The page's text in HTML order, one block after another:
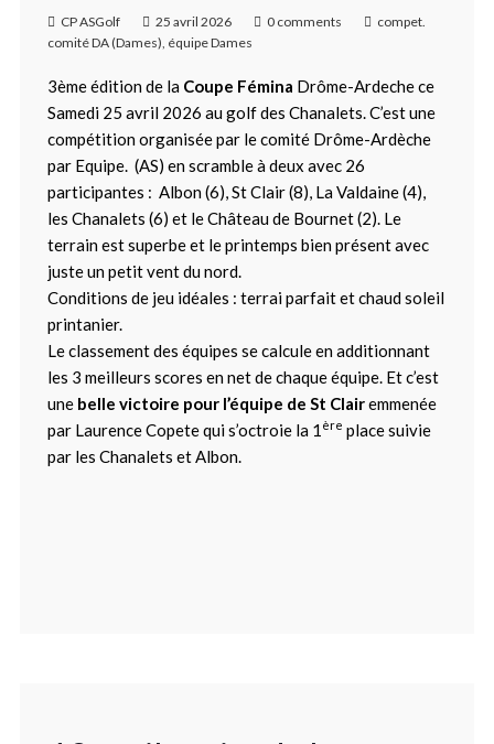
CP ASGolf 25 avril 2026 0 comments
compet.
comité DA (Dames), équipe Dames
3ème édition de la Coupe Fémina Drôme-Ardeche ce
Samedi 25 avril 2026 au golf des Chanalets. C’est une
compétition organisée par le comité Drôme-Ardèche
par Equipe. (AS) en scramble à deux avec 26
participantes : Albon (6), St Clair (8), La Valdaine (4),
les Chanalets (6) et le Château de Bournet (2). Le
terrain est superbe et le printemps bien présent avec
juste un petit vent du nord.
Conditions de jeu idéales : terrai parfait et chaud soleil
printanier.
Le classement des équipes se calcule en additionnant
les 3 meilleurs scores en net de chaque équipe. Et c’est
une belle victoire pour l’équipe de St Clairemmenée
par Laurence Copete qui s’octroie la 1 ère place suivie
par les Chanalets et Albon.